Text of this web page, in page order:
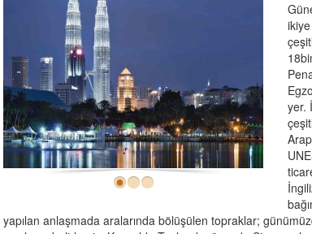
yer.
yapılan anlaşmada aralarında bölüşülen topraklar;